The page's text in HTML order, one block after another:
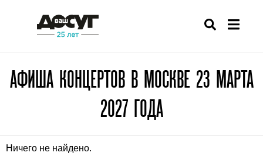
АФИША КОНЦЕРТОВ В МОСКВЕ 23 МАРТА
2027 ГОДА
Ничего не найдено.